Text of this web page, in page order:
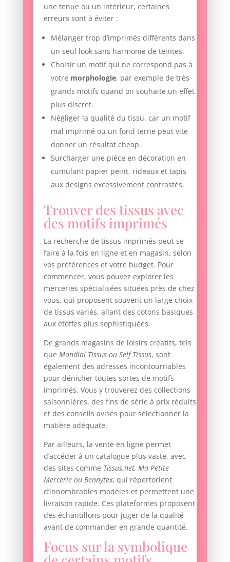
une tenue ou un intérieur, certaines
erreurs sont à éviter :
Mélanger trop d’imprimés différents dans
un seul look sans harmonie de teintes.
Choisir un motif qui ne correspond pas à
votre morphologie, par exemple de très
grands motifs quand on souhaite un effet
plus discret.
Négliger la qualité du tissu, car un motif
mal imprimé ou un fond terne peut vite
donner un résultat cheap.
Surcharger une pièce en décoration en
cumulant papier peint, rideaux et tapis
aux designs excessivement contrastés.
Trouver des tissus avec
des motifs imprimés
La recherche de tissus imprimés peut se
faire à la fois en ligne et en magasin, selon
vos préférences et votre budget. Pour
commencer, vous pouvez explorer les
merceries spécialisées situées près de chez
vous, qui proposent souvent un large choix
de tissus variés, allant des cotons basiques
aux étoffes plus sophistiquées.
De grands magasins de loisirs créatifs, tels
que Mondial Tissus ou Self Tissus, sont
également des adresses incontournables
pour dénicher toutes sortes de motifs
imprimés. Vous y trouverez des collections
saisonnières, des fins de série à prix réduits
et des conseils avisés pour sélectionner la
matière adéquate.
Par ailleurs, la vente en ligne permet
d’accéder à un catalogue plus vaste, avec
des sites comme Tissus.net, Ma Petite
Mercerie ou Bennytex, qui répertorient
d’innombrables modèles et permettent une
livraison rapide. Ces plateformes proposent
des échantillons pour juger de la qualité
avant de commander en grande quantité.
Focus sur la symbolique